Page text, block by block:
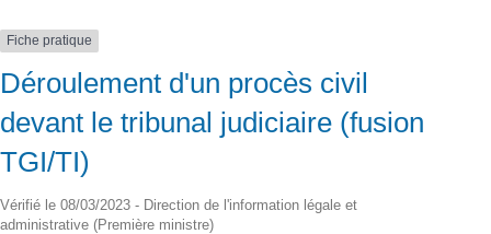
Fiche pratique
Déroulement d'un procès civil
devant le tribunal judiciaire (fusion
TGI/TI)
Vérifié le 08/03/2023 - Direction de l'information légale et
administrative (Première ministre)